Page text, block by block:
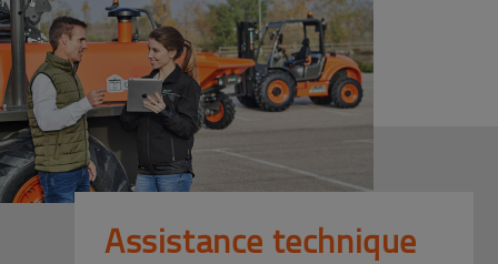
Assistance technique